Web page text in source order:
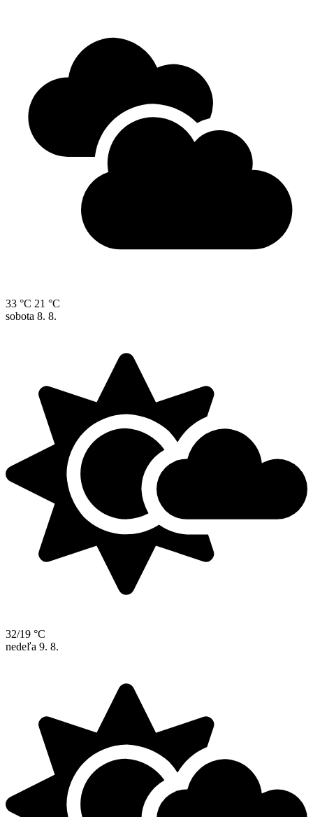
33 °C 21 °C
sobota 8. 8.
32/19 °C
nedeľa 9. 8.